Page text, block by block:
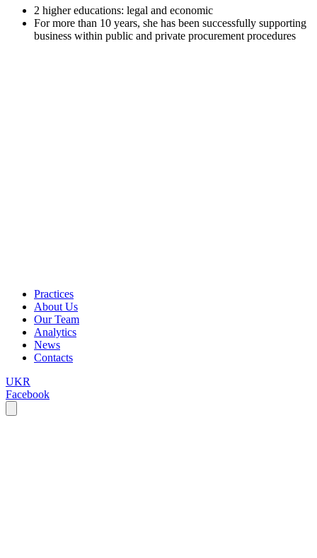
2 higher educations: legal and economic
For more than 10 years, she has been successfully supporting
business within public and private procurement procedures
Practices
About Us
Our Team
Analytics
News
Contacts
UKR
Facebook